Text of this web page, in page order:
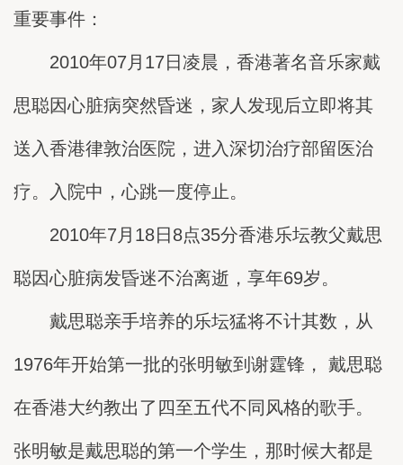
重要事件：
2010年07月17日凌晨，香港著名音乐家戴
思聪因心脏病突然昏迷，家人发现后立即将其
送入香港律敦治医院，进入深切治疗部留医治
疗。入院中，心跳一度停止。
2010年7月18日8点35分香港乐坛教父戴思
聪因心脏病发昏迷不治离逝，享年69岁。
戴思聪亲手培养的乐坛猛将不计其数，从
1976年开始第一批的张明敏到谢霆锋， 戴思聪
在香港大约教出了四至五代不同风格的歌手。
张明敏是戴思聪的第一个学生，那时候大都是